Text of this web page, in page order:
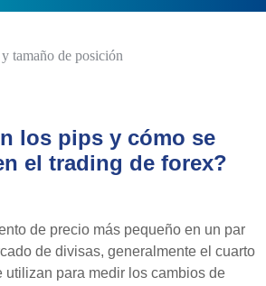
tamaño de posición
los pips y cómo se
el trading de forex?
de precio más pequeño en un par
de divisas, generalmente el cuarto
utilizan para medir los cambios de